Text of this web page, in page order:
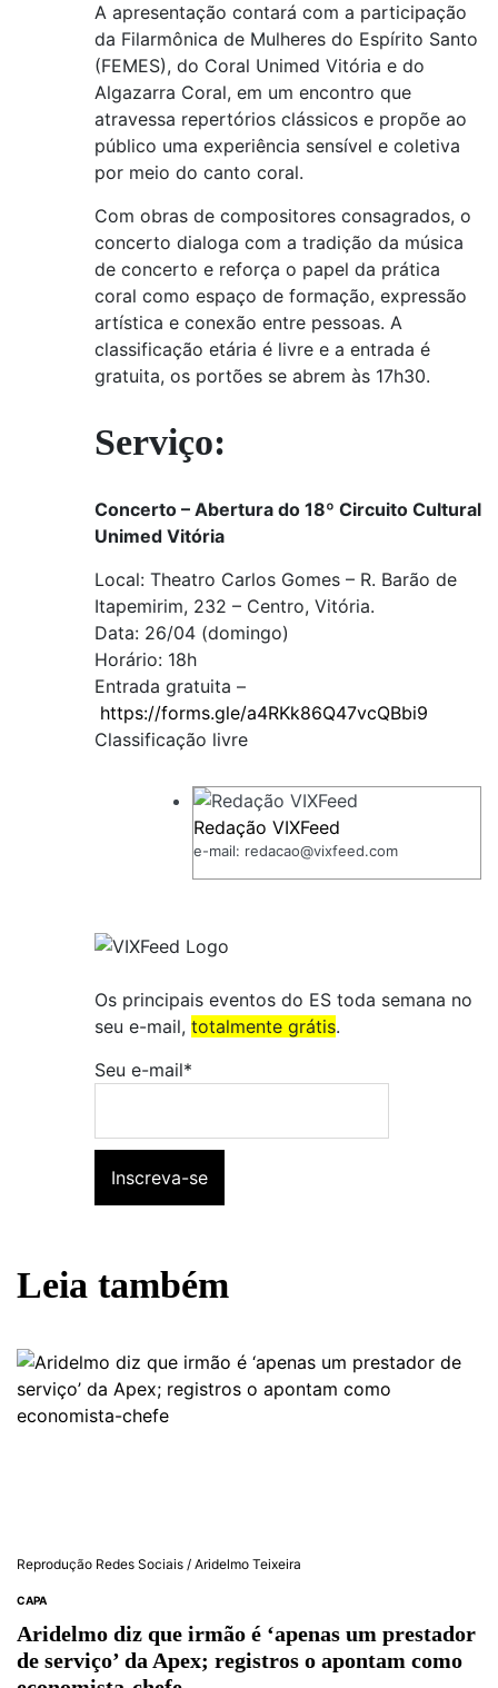
A apresentação contará com a participação
da Filarmônica de Mulheres do Espírito Santo
(FEMES), do Coral Unimed Vitória e do
Algazarra Coral, em um encontro que
atravessa repertórios clássicos e propõe ao
público uma experiência sensível e coletiva
por meio do canto coral.
Com obras de compositores consagrados, o
concerto dialoga com a tradição da música
de concerto e reforça o papel da prática
coral como espaço de formação, expressão
artística e conexão entre pessoas. A
classificação etária é livre e a entrada é
gratuita, os portões se abrem às 17h30.
Serviço:
Concerto – Abertura do 18º Circuito Cultural
Unimed Vitória
Local: Theatro Carlos Gomes – R. Barão de
Itapemirim, 232 – Centro, Vitória.
Data: 26/04 (domingo)
Horário: 18h
Entrada gratuita –
https://forms.gle/a4RKk86Q47vcQBbi9
Classificação livre
Redação VIXFeed
e-mail: redacao@vixfeed.com
Os principais eventos do ES toda semana no
seu e-mail, totalmente grátis.
Seu e-mail*
Leia também
Reprodução Redes Sociais / Aridelmo Teixeira
CAPA
Aridelmo diz que irmão é ‘apenas um prestador
de serviço’ da Apex; registros o apontam como